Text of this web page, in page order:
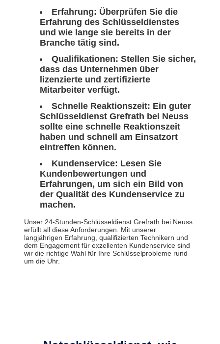
Erfahrung: Überprüfen Sie die
Erfahrung des Schlüsseldienstes
und wie lange sie bereits in der
Branche tätig sind.
Qualifikationen: Stellen Sie sicher,
dass das Unternehmen über
lizenzierte und zertifizierte
Mitarbeiter verfügt.
Schnelle Reaktionszeit: Ein guter
Schlüsseldienst Grefrath bei Neuss
sollte eine schnelle Reaktionszeit
haben und schnell am Einsatzort
eintreffen können.
Kundenservice: Lesen Sie
Kundenbewertungen und
Erfahrungen, um sich ein Bild von
der Qualität des Kundenservice zu
machen.
Unser 24-Stunden-Schlüsseldienst Grefrath bei Neuss
erfüllt all diese Anforderungen. Mit unserer
langjährigen Erfahrung, qualifizierten Technikern und
dem Engagement für exzellenten Kundenservice sind
wir die richtige Wahl für Ihre Schlüsselprobleme rund
um die Uhr.